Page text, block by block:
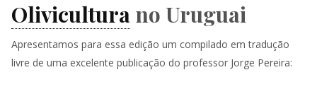
Olivicultura no Uruguai
Apresentamos para essa edição um compilado em tradução
livre de uma excelente publicação do professor Jorge Pereira: